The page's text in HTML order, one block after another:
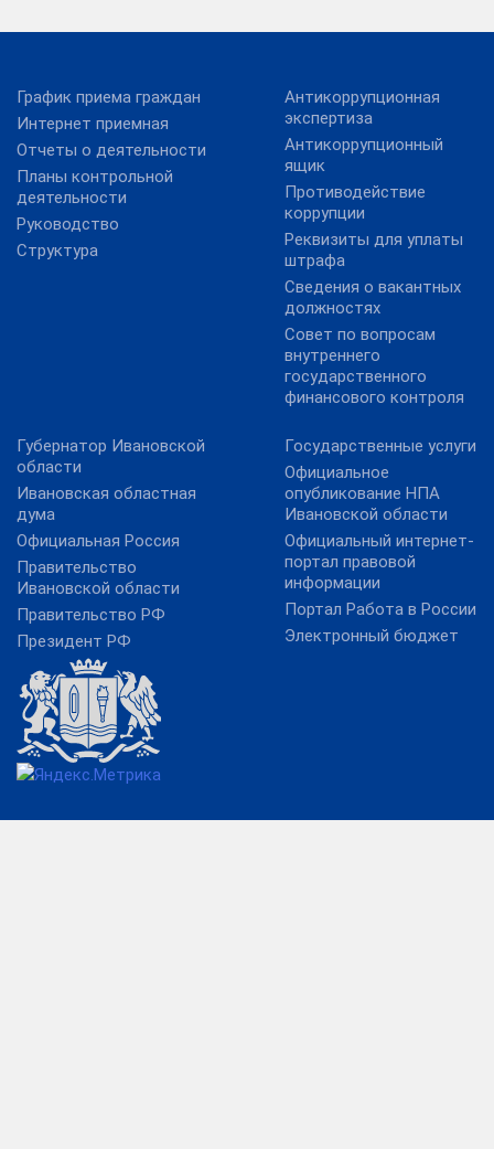
График приема граждан
Интернет приемная
Отчеты о деятельности
Планы контрольной
деятельности
Руководство
Структура
Антикоррупционная
экспертиза
Антикоррупционный
ящик
Противодействие
коррупции
Реквизиты для уплаты
штрафа
Сведения о вакантных
должностях
Совет по вопросам
внутреннего
государственного
финансового контроля
Губернатор Ивановской
области
Ивановская областная
дума
Официальная Россия
Правительство
Ивановской области
Правительство РФ
Президент РФ
Государственные услуги
Официальное
опубликование НПА
Ивановской области
Официальный интернет-
портал правовой
информации
Портал Работа в России
Электронный бюджет